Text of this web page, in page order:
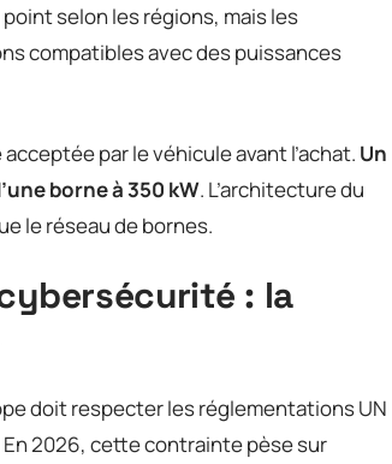
selon les régions, mais les
compatibles avec des puissances
par le véhicule avant l’achat. Un
borne à 350 kW. L’architecture du
le réseau de bornes.
: la
doit respecter les réglementations UN
2026, cette contrainte pèse sur